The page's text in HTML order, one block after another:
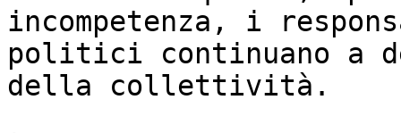
incompetenza, i
politici continuano a
della collettività.